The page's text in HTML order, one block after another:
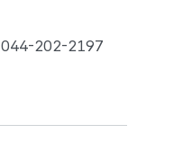
044-202-2197